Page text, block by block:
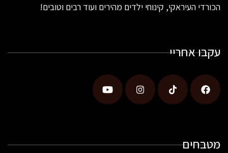
הכורדי העיראקי, קינוחי ילדים מהירים ועוד רבים וטובים!
עקבו אחריי
מטבחים